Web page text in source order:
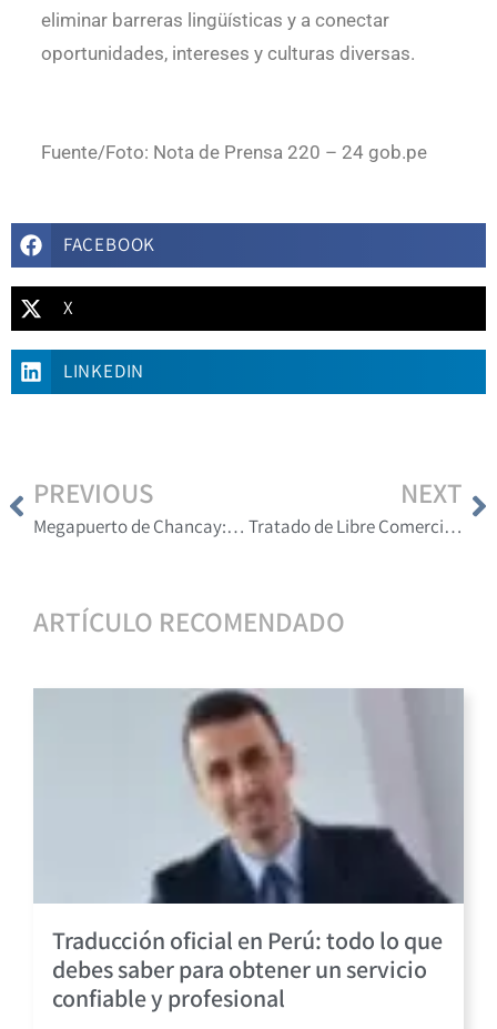
eliminar barreras lingüísticas y a conectar
oportunidades, intereses y culturas diversas.
Fuente/Foto: Nota de Prensa 220 – 24 gob.pe
FACEBOOK
X
LINKEDIN
PREVIOUS
Megapuerto de Chancay: una puerta hacia un futuro económico en Perú
NEXT
Tratado de Libre Comercio Perú China: todo lo que debes saber
ARTÍCULO RECOMENDADO
Traducción oficial en Perú: todo lo que
debes saber para obtener un servicio
confiable y profesional